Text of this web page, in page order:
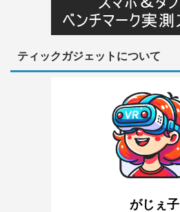
ティックガジェットについて
がじぇ子